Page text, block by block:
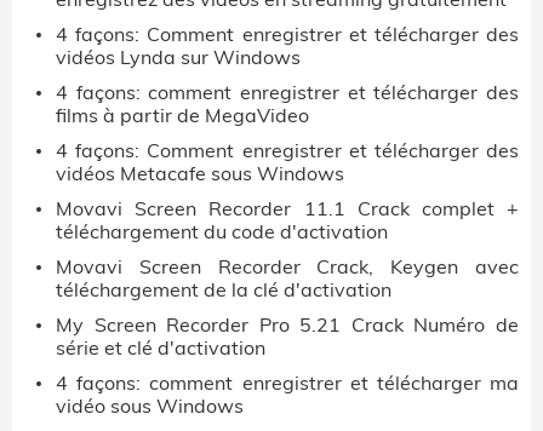
4 façons: Comment enregistrer et télécharger des
vidéos Lynda sur Windows
4 façons: comment enregistrer et télécharger des
films à partir de MegaVideo
4 façons: Comment enregistrer et télécharger des
vidéos Metacafe sous Windows
Movavi Screen Recorder 11.1 Crack complet +
téléchargement du code d'activation
Movavi Screen Recorder Crack, Keygen avec
téléchargement de la clé d'activation
My Screen Recorder Pro 5.21 Crack Numéro de
série et clé d'activation
4 façons: comment enregistrer et télécharger ma
vidéo sous Windows